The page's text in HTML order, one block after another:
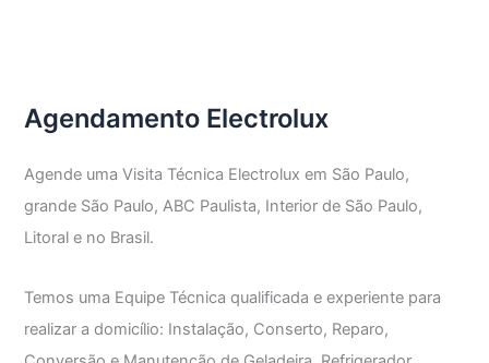
Mazzei
Agendamento Electrolux
Agende uma Visita Técnica Electrolux em São Paulo,
grande São Paulo, ABC Paulista, Interior de São Paulo,
Litoral e no Brasil.
Temos uma Equipe Técnica qualificada e experiente para
realizar a domicílio: Instalação, Conserto, Reparo,